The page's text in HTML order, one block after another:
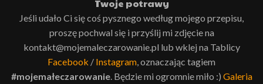
Twoje potrawy
Jeśli udało Ci się coś pysznego według mojego przepisu,
proszę pochwal się i przyślij mi zdjęcie na
kontakt@mojemaleczarowanie.pl lub wklej na Tablicy
Facebook / Instagram, oznaczając tagiem
#mojemałeczarowanie. Będzie mi ogromnie miło :) Galeria